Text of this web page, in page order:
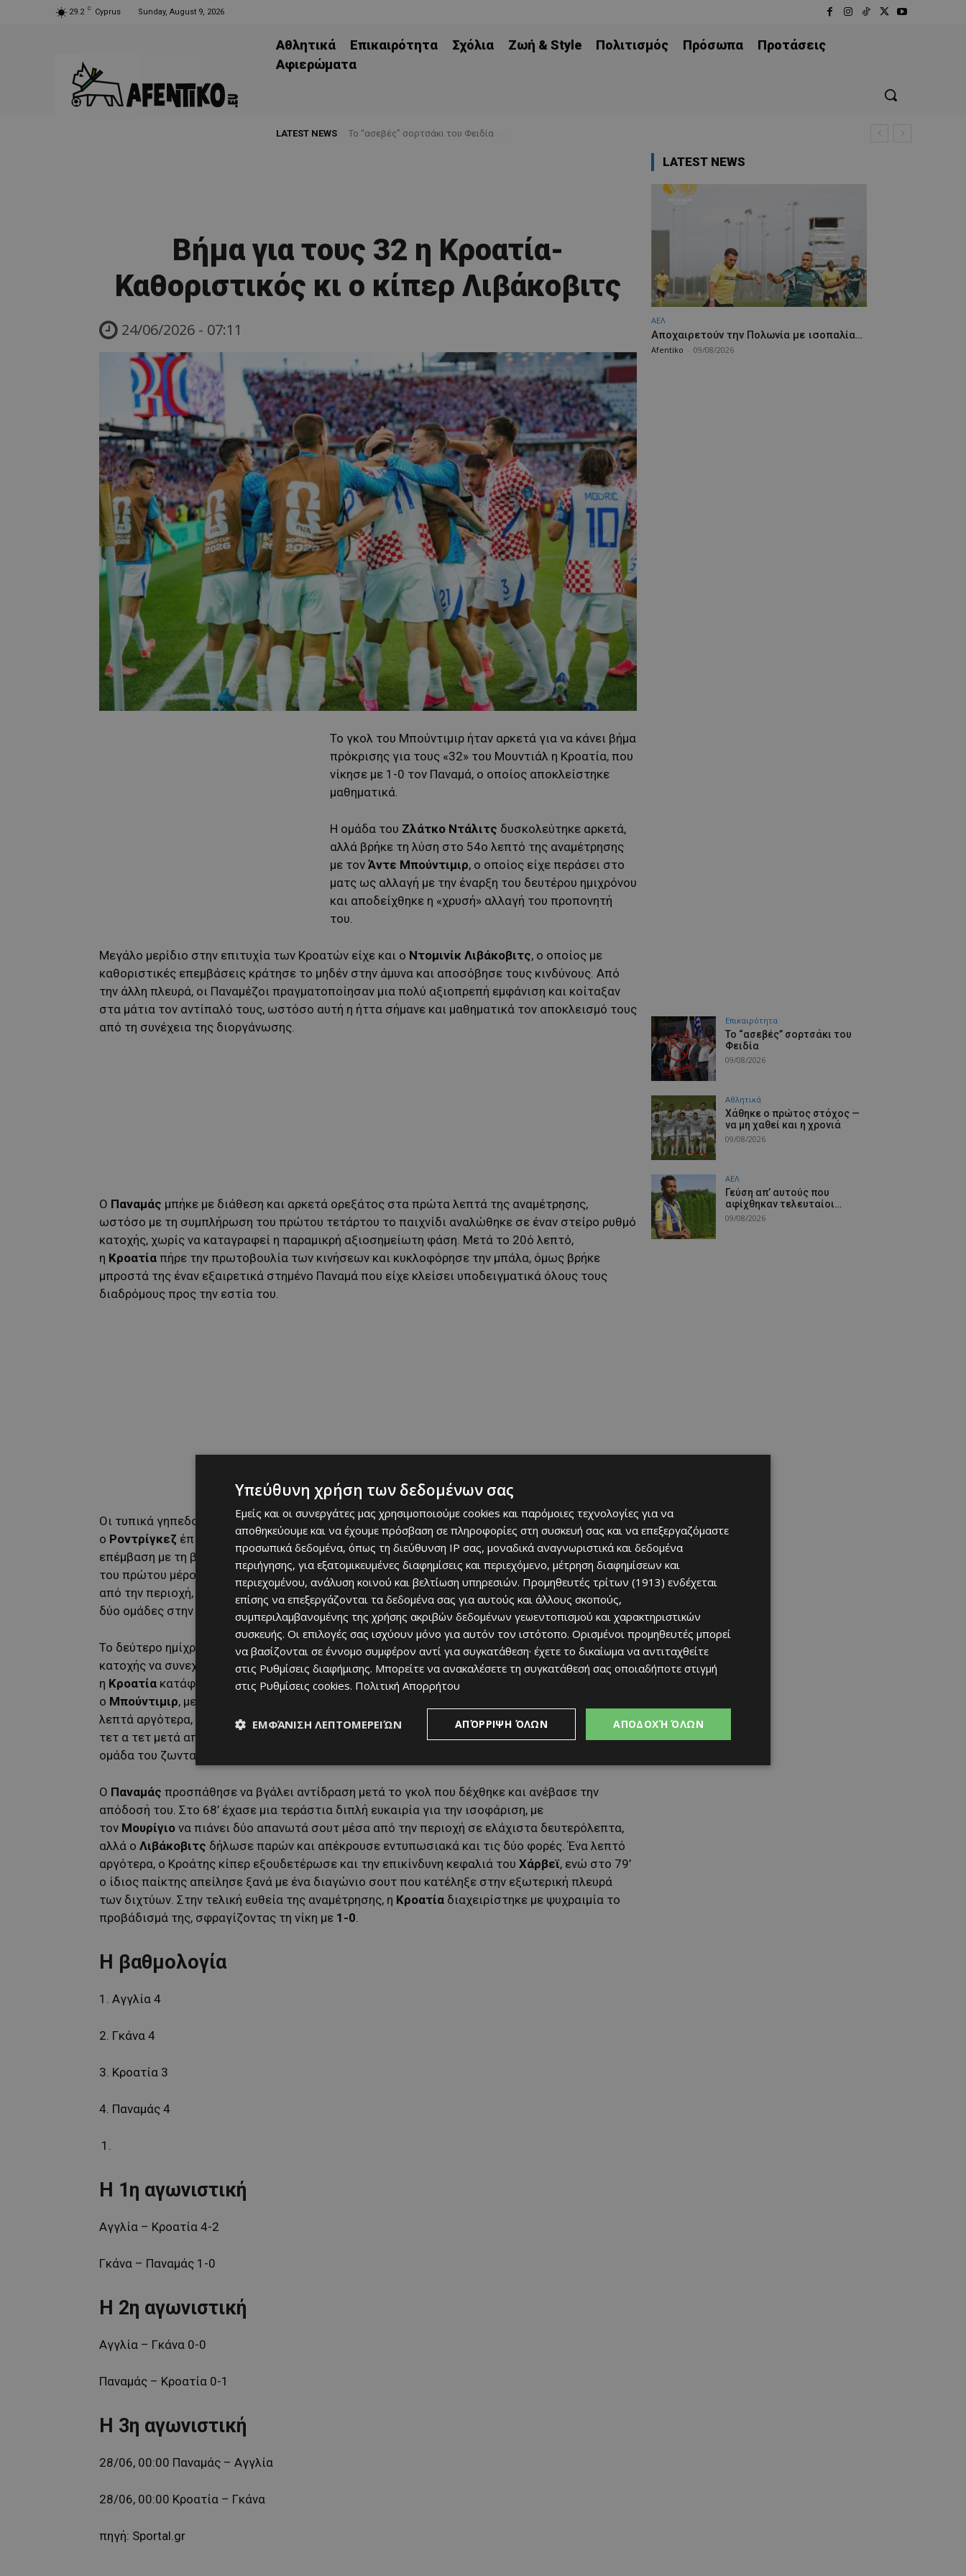
29.2 C Cyprus Sunday, August 9, 2026
Αθλητικά Επικαιρότητα Σχόλια Ζωή & Style Πολιτισμός Πρόσωπα
Προτάσεις
Aφιερώματα
LATEST NEWS Το “ασεβές” σορτσάκι του Φειδία
Bήμα για τους 32 η Κροατία-
Καθοριστικός κι ο κίπερ Λιβάκοβιτς
24/06/2026 - 07:11
Το γκολ του Μπούντιμιρ ήταν αρκετά για να κάνει βήμα
πρόκρισης για τους «32» του Μουντιάλ η Κροατία, που
νίκησε με 1-0 τον Παναμά, ο οποίος αποκλείστηκε
μαθηματικά.
Η ομάδα του Ζλάτκο Ντάλιτς δυσκολεύτηκε αρκετά,
αλλά βρήκε τη λύση στο 54ο λεπτό της αναμέτρησης
με τον Άντε Μπούντιμιρ, ο οποίος είχε περάσει στο
ματς ως αλλαγή με την έναρξη του δευτέρου ημιχρόνου
και αποδείχθηκε η «χρυσή» αλλαγή του προπονητή
του.
Μεγάλο μερίδιο στην επιτυχία των Κροατών είχε και ο Ντομινίκ Λιβάκοβιτς, ο οποίος με
καθοριστικές επεμβάσεις κράτησε το μηδέν στην άμυνα και αποσόβησε τους κινδύνους. Από
την άλλη πλευρά, οι Παναμέζοι πραγματοποίησαν μια πολύ αξιοπρεπή εμφάνιση και κοίταξαν
στα μάτια τον αντίπαλό τους, ωστόσο αυτή η ήττα σήμανε και μαθηματικά τον αποκλεισμό τους
από τη συνέχεια της διοργάνωσης.
Ο Παναμάς μπήκε με διάθεση και αρκετά ορεξάτος στα πρώτα λεπτά της αναμέτρησης,
ωστόσο με τη συμπλήρωση του πρώτου τετάρτου το παιχνίδι αναλώθηκε σε έναν στείρο ρυθμό
κατοχής, χωρίς να καταγραφεί η παραμικρή αξιοσημείωτη φάση. Μετά το 20ό λεπτό,
η Κροατία πήρε την πρωτοβουλία των κινήσεων και κυκλοφόρησε την μπάλα, όμως βρήκε
μπροστά της έναν εξαιρετικά στημένο Παναμά που είχε κλείσει υποδειγματικά όλους τους
διαδρόμους προς την εστία του.
Οι τυπικά γηπεδούχοι «άγγιξαν» το γκολ στο 23ο λεπτό, χάνοντας μια μυθική ευκαιρία, όταν
ο Ροντρίγκεζ έπιασε μια δυνατή κεφαλιά, αναγκάζοντας τονΛιβάκοβιτςσε μια εντυπωσιακή
επέμβαση με τη βοήθεια και του δοκαριού. Η απάντηση των Κροατών ήρθε στις καθυστερήσεις
του πρώτου μέρους. Στο 45+1’, οΜπατούρινα
δοκίμασε το πόδι του με ένα μακρινό σουτ έξω
από την περιοχή, όμως ο
Μοσκέρα
δήλωσε παρών και απέκρουσε με δυσκολία, στέλνοντας τις
δύο ομάδες στην ανάπαυλα με το μηδέν παθητικό.
Το δεύτερο ημίχρονο ξεκίνησε χωρίς κάτι το αξιοσημείωτο στα πρώτα λεπτά, με το παιχνίδι
κατοχής να συνεχίζεται και από τις δύο πλευρές. Η ισορροπία έσπασε στο 54ο λεπτό, όταν
η Κροατία κατάφερε να ανοίξει το σκορ. ΟΣτάνισιτς έκανε ένα εξαιρετικό γύρισμα και
ο Μπούντιμιρ, με πλασέ από κοντινή απόσταση, έστειλε την μπάλα στα δίχτυα για το
λεπτά αργότερα, η «χρβάτσκα» άγγιξε ένα δεύτερο τέρμα, όταν οΠάσαλιτςβρέθηκε σε θέση
τετ α τετ μετά από κάθετη μπαλιά του
Μοσκέρατον νίκησε και κράτησε την
ομάδα του ζωντανή.
Ο Παναμάς προσπάθησε να βγάλει αντίδραση μετά το γκολ που δέχθηκε και ανέβασε την
απόδοσή του. Στο 68’ έχασε μια τεράστια διπλή ευκαιρία για την ισοφάριση, με
τον Μουρίγιο να πιάνει δύο απανωτά σουτ μέσα από την περιοχή σε ελάχιστα δευτερόλεπτα,
αλλά ο Λιβάκοβιτς δήλωσε παρών και απέκρουσε εντυπωσιακά και τις δύο φορές. Ένα λεπτό
αργότερα, ο Κροάτης κίπερ εξουδετέρωσε και την επικίνδυνη κεφαλιά του Χάρβεϊ, ενώ στο 79’
ο ίδιος παίκτης απείλησε ξανά με ένα διαγώνιο σουτ που κατέληξε στην εξωτερική πλευρά
των διχτύων. Στην τελική ευθεία της αναμέτρησης, η Κροατία διαχειρίστηκε με ψυχραιμία το
προβάδισμά της, σφραγίζοντας τη νίκη με 1-0
Η βαθμολογία
1. Αγγλία 4
2. Γκάνα 4
3. Κροατία 3
4. Παναμάς 4
Η 1η αγωνιστική
Αγγλία – Κροατία 4-2
Γκάνα – Παναμάς 1-0
Η 2η αγωνιστική
Αγγλία – Γκάνα 0-0
Παναμάς – Κροατία 0-1
Η 3η αγωνιστική
28/06, 00:00 Παναμάς – Αγγλία
28/06, 00:00 Κροατία – Γκάνα
πηγή: Sportal.gr
LATEST NEWS
ΑΕΛ
Aποχαιρετούν την Πολωνία με ισοπαλία…
Afentiko 09/08/2026
Επικαιρότητα
Το “ασεβές” σορτσάκι του
Φειδία
09/08/2026
Αθλητικά
Χάθηκε ο πρώτος στόχος —
να μη χαθεί και η χρονιά
09/08/2026
ΑΕΛ
Γεύση απ’ αυτούς που
αφίχθηκαν τελευταίοι…
09/08/2026
Υπεύθυνη χρήση των δεδομένων σας
Εμείς και οι συνεργάτες μας χρησιμοποιούμε cookies και παρόμοιες τεχνολογίες για να
αποθηκεύουμε και να έχουμε πρόσβαση σε πληροφορίες στη συσκευή σας και να επεξεργαζόμαστε
προσωπικά δεδομένα, όπως τη διεύθυνση IP σας, μοναδικά αναγνωριστικά και δεδομένα
περιήγησης, για εξατομικευμένες διαφημίσεις και περιεχόμενο, μέτρηση διαφημίσεων και
περιεχομένου, ανάλυση κοινού και βελτίωση υπηρεσιών. Προμηθευτές τρίτων (1913) ενδέχεται
επίσης να επεξεργάζονται τα δεδομένα σας για αυτούς και άλλους σκοπούς,
συμπεριλαμβανομένης της χρήσης ακριβών δεδομένων γεωεντοπισμού και χαρακτηριστικών
συσκευής. Οι επιλογές σας ισχύουν μόνο για αυτόν τον ιστότοπο. Ορισμένοι προμηθευτές μπορεί
να βασίζονται σε έννομο συμφέρον αντί για συγκατάθεση· έχετε το δικαίωμα να αντιταχθείτε
στις Ρυθμίσεις διαφήμισης. Μπορείτε να ανακαλέσετε τη συγκατάθεσή σας οποιαδήποτε στιγμή
στις Ρυθμίσεις cookies. Πολιτική Απορρήτου
ΑΠΟΔΟΧΉ ΌΛΩΝ
ΑΠΌΡΡΙΨΗ ΌΛΩΝ
ΕΜΦΆΝΙΣΗ ΛΕΠΤΟΜΕΡΕΙΏΝ